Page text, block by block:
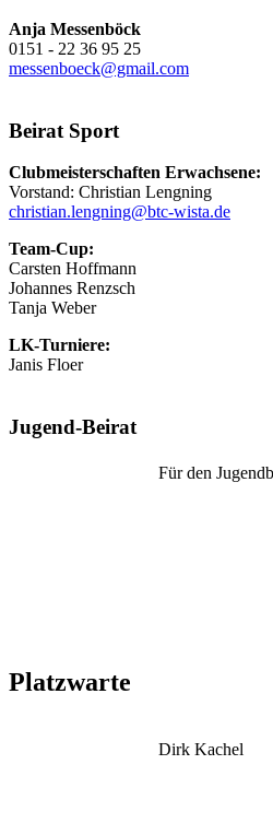
Anja Messenböck
0151 - 22 36 95 25
messenboeck@gmail.com
Beirat Sport
Clubmeisterschaften Erwachsene:
Vorstand: Christian Lengning
christian.lengning@btc-wista.de
Team-Cup:
Carsten Hoffmann
Johannes Renzsch
Tanja Weber
LK-Turniere:
Janis Floer
Jugend-Beirat
Für den
Platzwarte
Dirk Kachel